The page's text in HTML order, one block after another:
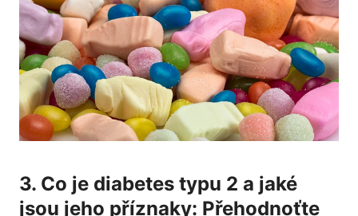
3. Co je diabetes typu​ 2 a jaké
jsou jeho příznaky: Přehodnoťte